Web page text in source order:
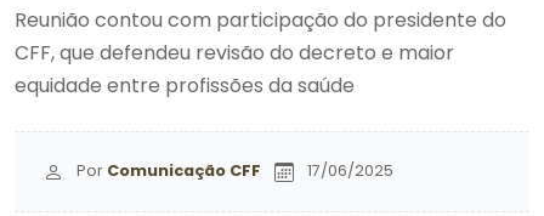
Reunião contou com participação do presidente do
CFF, que defendeu revisão do decreto e maior
equidade entre profissões da saúde
Por Comunicação CFF 17/06/2025